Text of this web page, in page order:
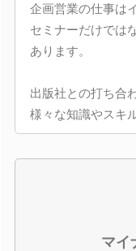
企画営業の仕事は
セミナーだけでは
あります。
出版社との打ち合
様々な知識やスキ
マイ